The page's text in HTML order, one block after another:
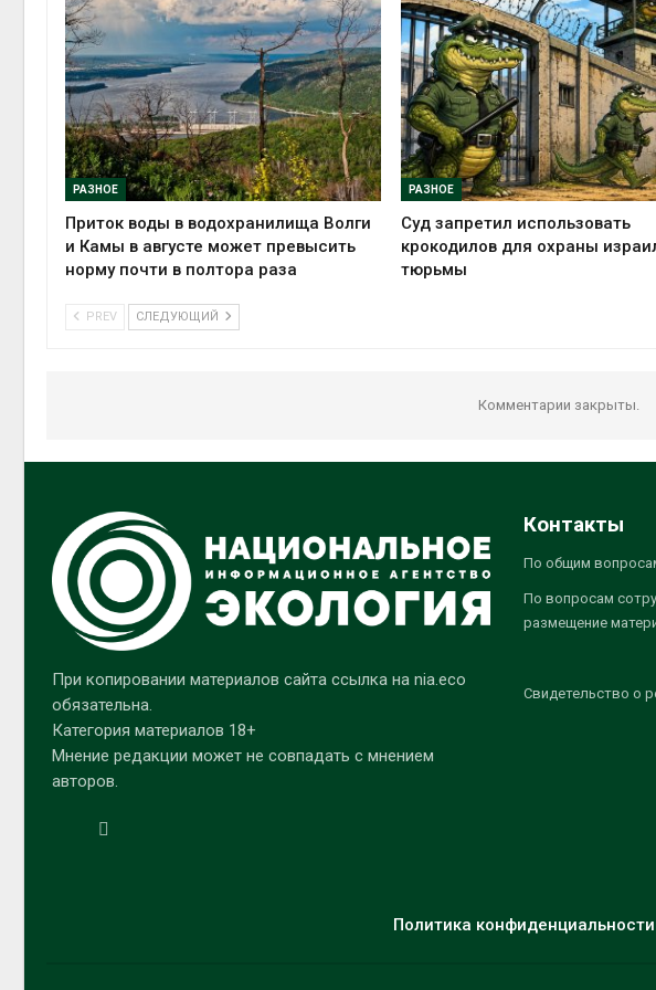
РАЗНОЕ
Приток воды в водохранилища Волги
и Камы в августе может превысить
норму почти в полтора раза
РАЗНОЕ
Суд запретил использовать
крокодилов для охраны
тюрьмы
PREV СЛЕДУЮЩИЙ
Комментарии закрыты.
При копировании материалов сайта ссылка на nia.eco
обязательна.
Категория материалов 18+
Мнение редакции может не совпадать с мнением
авторов.
Контакты
По общим
По вопросам
размещение
Свидетельство о
Политика